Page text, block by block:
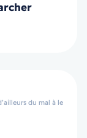
du mal à le